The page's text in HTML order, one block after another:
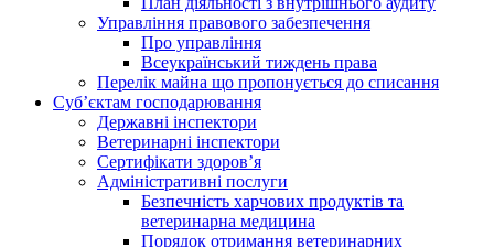
Управління правового забезпечення
Про управління
Всеукраїнський тиждень права
Перелік майна що пропонується до списання
Суб’єктам господарювання
Державні інспектори
Ветеринарні інспектори
Сертифікати здоров’я
Адміністративні послуги
Безпечність харчових продуктів та
ветеринарна медицина
Порядок отримання ветеринарних